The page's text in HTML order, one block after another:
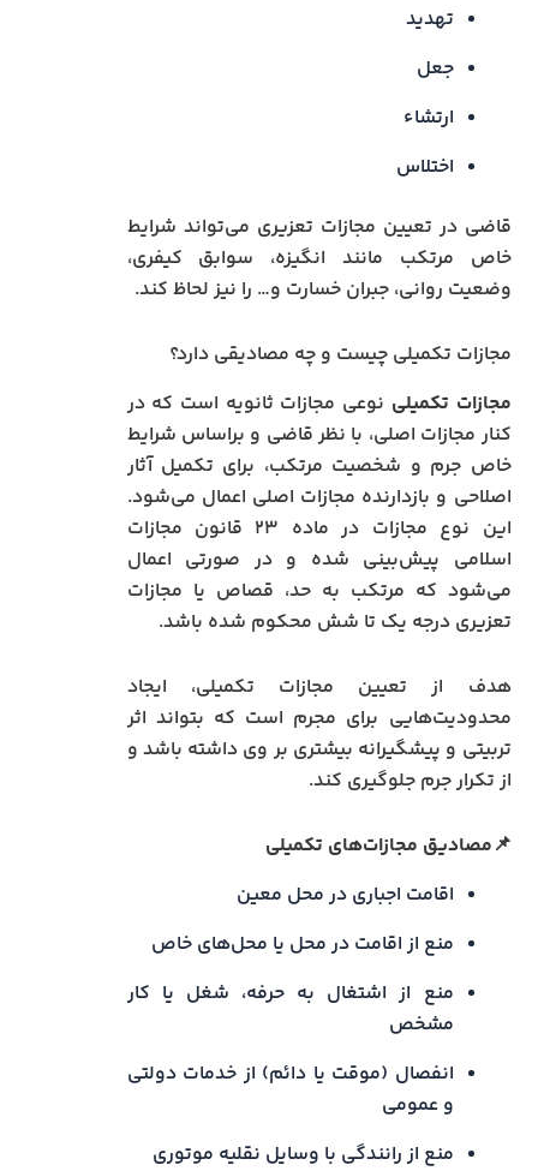
تهدید
جعل
ارتشاء
اختلاس
قاضی در تعیین مجازات تعزیری می‌تواند شرایط
خاص مرتکب مانند انگیزه، سوابق کیفری،
وضعیت روانی، جبران خسارت و… را نیز لحاظ کند.
مجازات تکمیلی چیست و چه مصادیقی دارد؟
مجازات تکمیلی نوعی مجازات ثانویه است که در
کنار مجازات اصلی، با نظر قاضی و براساس شرایط
خاص جرم و شخصیت مرتکب، برای تکمیل آثار
اصلاحی و بازدارنده مجازات اصلی اعمال می‌شود.
این نوع مجازات در ماده ۲۳ قانون مجازات
اسلامی پیش‌بینی شده و در صورتی اعمال
می‌شود که مرتکب به حد، قصاص یا مجازات
تعزیری درجه یک تا شش محکوم شده باشد.
هدف از تعیین مجازات تکمیلی، ایجاد
محدودیت‌هایی برای مجرم است که بتواند اثر
تربیتی و پیشگیرانه بیشتری بر وی داشته باشد و
از تکرار جرم جلوگیری کند.
📌مصادیق مجازات‌های تکمیلی
اقامت اجباری در محل معین
منع از اقامت در محل یا محل‌های خاص
منع از اشتغال به حرفه، شغل یا کار
مشخص
انفصال (موقت یا دائم) از خدمات دولتی
و عمومی
منع از رانندگی با وسایل نقلیه موتوری